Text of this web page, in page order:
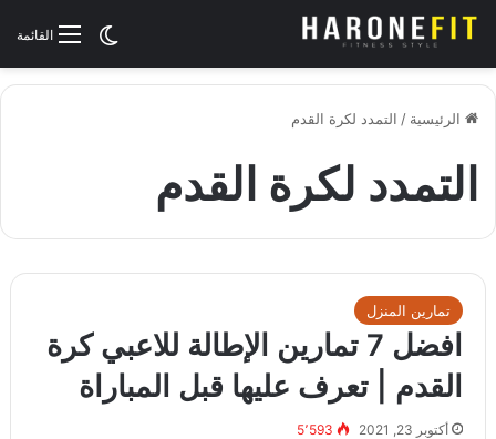
القائمةالوضع
الرئيسية / التمدد لكرة القدم
التمدد لكرة القدم
تمارين المنزل
افضل 7 تمارين الإطالة للاعبي كرة
القدم | تعرف عليها قبل المباراة
أكتوبر 23, 2021 5٬593